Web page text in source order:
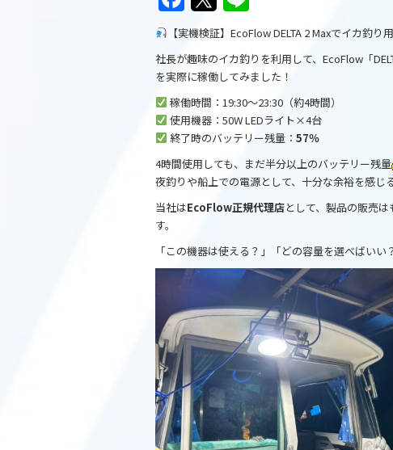
a
c
e
b
o
o
k
w
itt
er
n
e
【実機検証】EcoFlow DELTA 2 Maxでイカ釣り
社長が趣味のイカ釣りを利用して、EcoFlow「
を実際に稼働してみました！
稼働時間：19:30～23:30（約4時間）
使用機器：50W LEDライト×4台
終了時のバッテリー残量： 57％
4時間使用しても、まだ半分以上のバッテリー残量
夜釣りや船上での電源として、十分な余裕を感じ
当社はEcoFlow正規代理店として、製品の販売
す。
「この機器は使える？」「どの容量を選べばい